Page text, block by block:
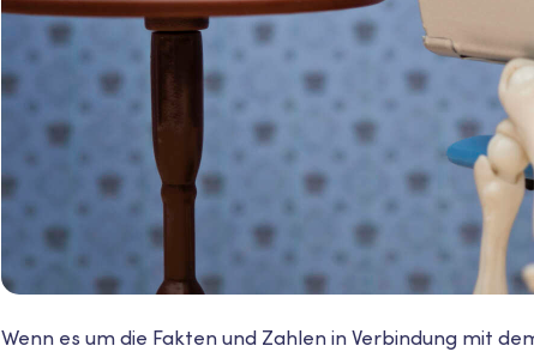
Wenn es um die Fakten und Zahlen in Verbindung mit